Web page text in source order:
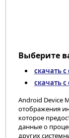
Выберите
скачать
скачать
Android Device
отображения
которое
данные о
других